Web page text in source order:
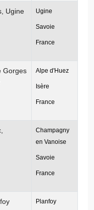
Ugine Ugine
Savoie
France
Gorges
Alpe d'Huez
Isère
France
Champagny
en Vanoise
Savoie
France
Planfoy